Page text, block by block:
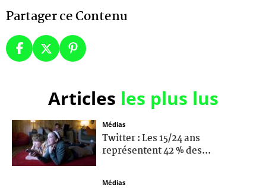
Partager ce Contenu
Articles les plus lus
Médias
Twitter : Les 15/24 ans
représentent 42 % des...
Médias